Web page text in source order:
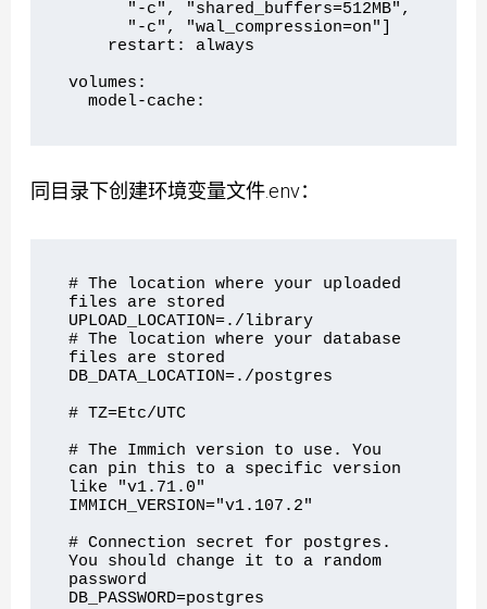
volumes:
同目录下创建环境变量文件.env：
# The location where your uploaded
files are stored
UPLOAD_LOCATION=./library
# The location where your database
files are stored
DB_DATA_LOCATION=./postgres
# TZ=Etc/UTC
# The Immich version to use. You
can pin this to a specific version
like "v1.71.0"
IMMICH_VERSION="v1.107.2"
# Connection secret for postgres.
You should change it to a random
password
DB_PASSWORD=postgres